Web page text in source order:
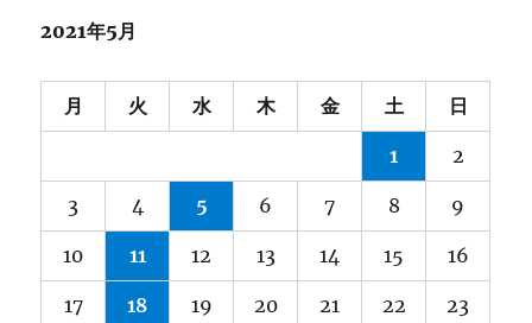
2021年5月
月 火 水 木 金 土 日
1 2
3 4 5 6 7 8 9
10 11 12 13 14 15 16
17 18 19 20 21 22 23